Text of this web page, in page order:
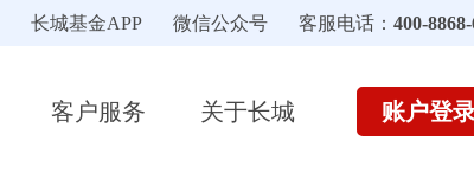
长城基金APP 微信公众号 客服电话： 400-
客户服务 关于长城 账户登